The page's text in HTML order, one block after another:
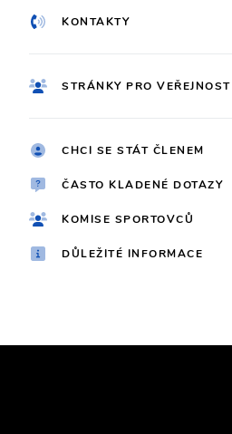
KONTAKTY
STRÁNKY PRO VEŘEJNOST
CHCI SE STÁT ČLENEM
ČASTO KLADENÉ DOTAZY
KOMISE SPORTOVCŮ
DŮLEŽITÉ INFORMACE